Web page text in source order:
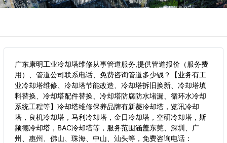
广东康明工业冷却塔维修从事管道服务,提供管道报价（服务费
用）、管道公司联系电话、免费咨询管道多少钱？【业务有工
业冷却塔维修、冷却塔节能改造、冷却塔拆旧换新、冷却塔填
料替换、冷却塔配件替换、冷却塔防腐防水堵漏、循环水冷却
系统工程等】冷却塔维修保养品牌有新菱冷却塔，览讯冷却
塔，良机冷却塔，马利冷却塔，金日冷却塔，空研冷却塔，斯
频德冷却塔，BAC冷却塔等，服务范围涵盖东莞、深圳、广
州、惠州、佛山、珠海、中山、汕头等， 免费咨询电话：